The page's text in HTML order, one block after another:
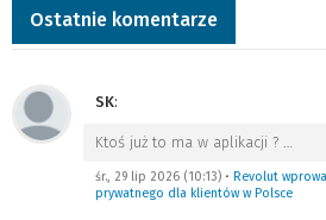
Ostatnie komentarze
SK:
Ktoś już to ma w aplikacji ? …
śr., 29 lip 2026 (10:13) • Revolut
prywatnego dla klientów w Polsce